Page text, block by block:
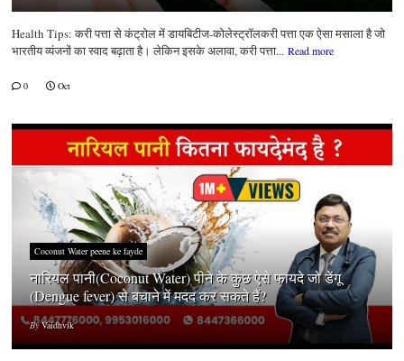
Health Tips: करी पत्ता से कंट्रोल में डायबिटीज-कोलेस्ट्रॉलकरी पत्ता एक ऐसा मसाला है जो
भारतीय व्यंजनों का स्वाद बढ़ाता है। लेकिन इसके अलावा, करी पत्ता... Read more
0 Oct
Coconut Water peene ke fayde
नारियल पानी(Coconut Water) पीने के कुछ ऐसे फायदे जो डेंगू
(Dengue fever) से बचाने में मदद कर सकते हैं?
By Vaidhvik